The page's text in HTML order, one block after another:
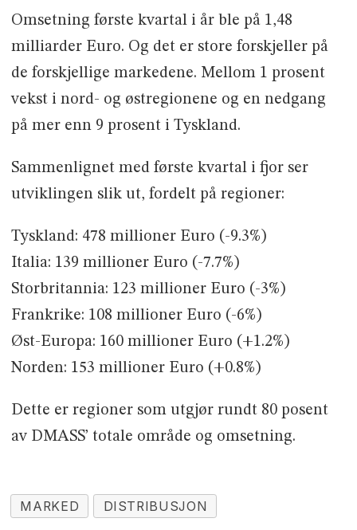
Omsetning første kvartal i år ble på 1,48
milliarder Euro. Og det er store forskjeller på
de forskjellige markedene. Mellom 1 prosent
vekst i nord- og østregionene og en nedgang
på mer enn 9 prosent i Tyskland.
Sammenlignet med første kvartal i fjor ser
utviklingen slik ut, fordelt på regioner:
Tyskland: 478 millioner Euro (-9.3%)
Italia: 139 millioner Euro (-7.7%)
Storbritannia: 123 millioner Euro (-3%)
Frankrike: 108 millioner Euro (-6%)
Øst-Europa: 160 millioner Euro (+1.2%)
Norden: 153 millioner Euro (+0.8%)
Dette er regioner som utgjør rundt 80 posent
av DMASS’ totale område og omsetning.
MARKED DISTRIBUSJON